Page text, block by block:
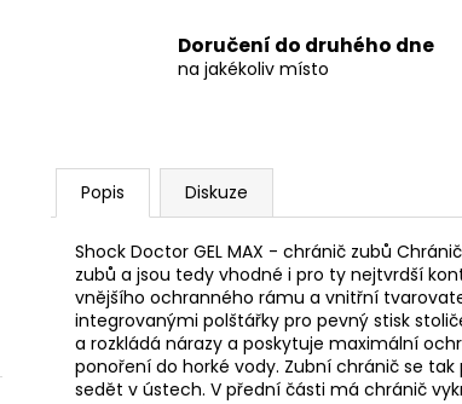
Doručení do druhého dne
na jakékoliv místo
Popis Diskuze
Shock Doctor GEL MAX - chránič zubů
zubů a jsou tedy vhodné i pro ty nejtvrdší
vnějšího ochranného rámu a vnitřní
integrovanými polštářky pro pevný stisk
a rozkládá nárazy a poskytuje maximální
ponoření do horké vody. Zubní chránič se
sedět v ústech. V přední části má chránič